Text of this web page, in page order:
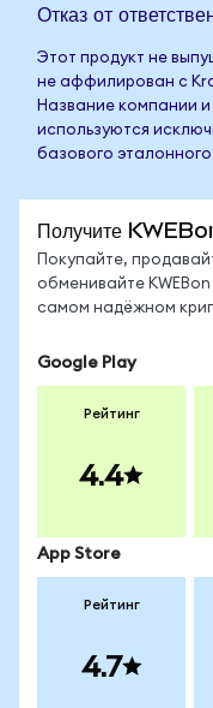
Отказ от
Этот продукт не
не аффилирован с
Название компании
используются
базового
Получите
Покупайте,
обменивайте
самом надёжном
Google Play
Рейтинг
4.4
App Store
Рейтинг
4.7